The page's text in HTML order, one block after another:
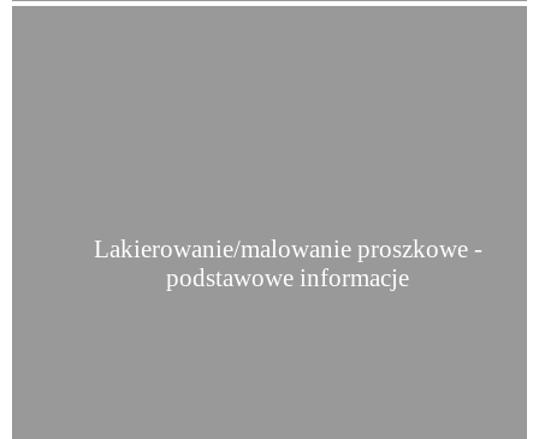
Lakierowanie/malowanie proszkowe -
podstawowe informacje